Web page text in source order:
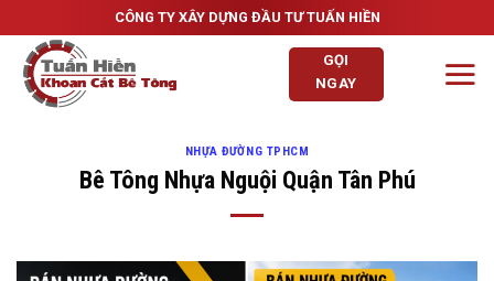
to
content
CÔNG TY XÂY DỰNG ĐẦU TƯ TUẤN HIỀN
GỌI
NGAY
NHỰA ĐƯỜNG TPHCM
Bê Tông Nhựa Nguội Quận Tân Phú